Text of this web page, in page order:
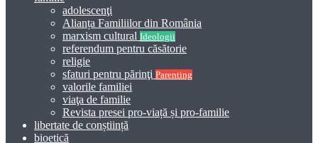
adolescenţi
Alianța Familiilor din România
marxism cultural Ideologii
referendum pentru căsătorie
religie
sfaturi pentru părinţi Parenting
valorile familiei
viaţa de familie
Revista presei pro-viață și pro-familie
libertate de conștiință
bioetică